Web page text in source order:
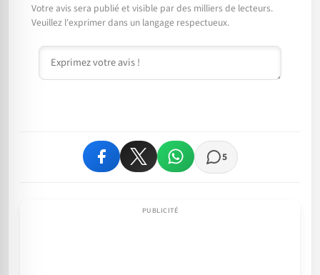
Votre avis sera publié et visible par des milliers de lecteurs.
Veuillez l'exprimer dans un langage respectueux.
Commentaire
5